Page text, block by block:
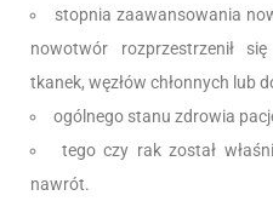
stopnia zaawansowania
nowotwór rozprzestrzenił
tkanek, węzłów chłonnych lub
ogólnego stanu zdrowia
tego czy rak został
nawrót.